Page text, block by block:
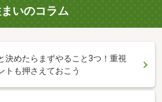
いのコラム
決めたらまずやること3つ！重視
トも押さえておこう